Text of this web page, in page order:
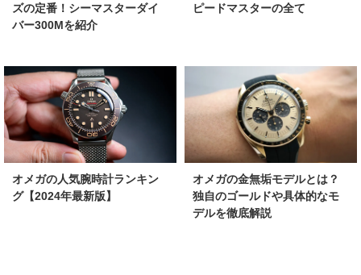
ズの定番！シーマスターダイ
バー300Mを紹介
ピードマスターの全て
オメガの人気腕時計ランキン
グ【2024年最新版】
オメガの金無垢モデルとは？
独自のゴールドや具体的なモ
デルを徹底解説